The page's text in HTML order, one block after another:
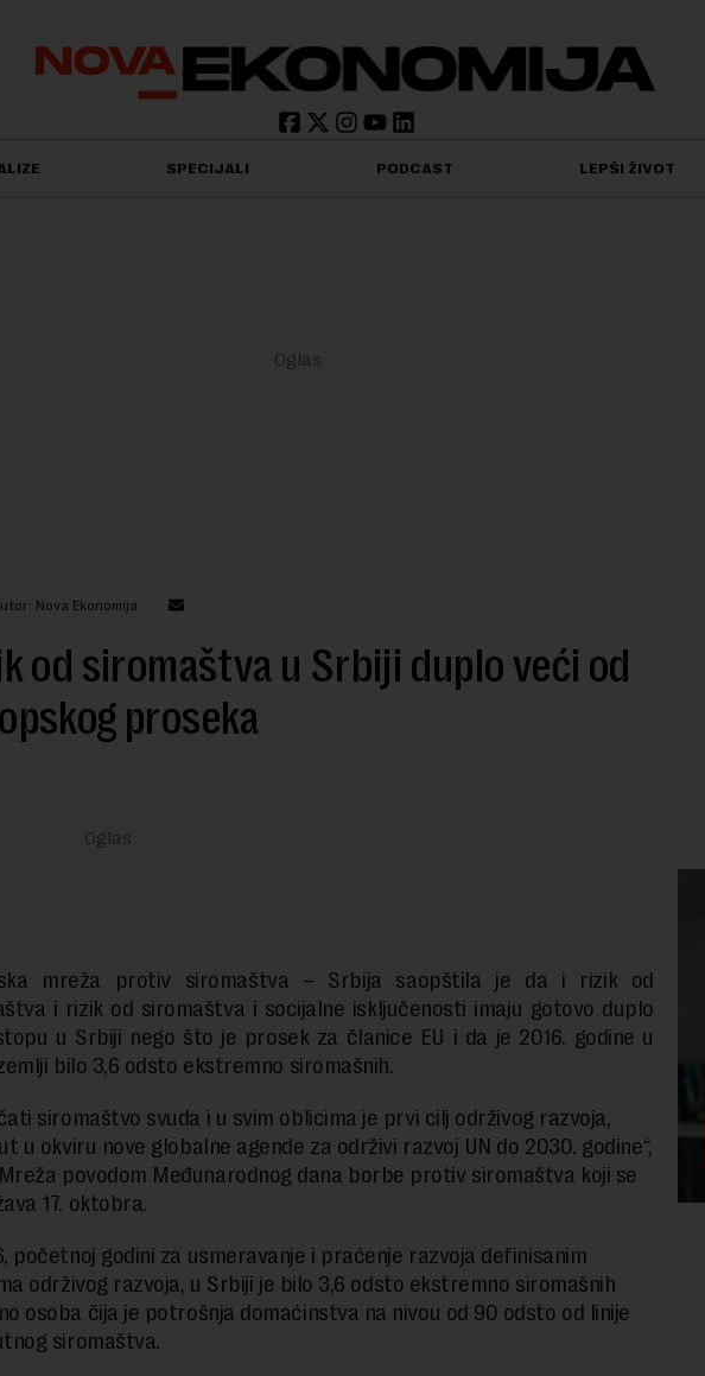
SPECIJALI PODCAST LEPŠI ŽIVOT
Nova Ekonomija
od siromaštva u Srbiji duplo veći od
proseka
mreža protiv siromaštva – Srbija saopštila je da i rizik od
i rizik od siromaštva i socijalne isključenosti imaju gotovo duplo
u Srbiji nego što je prosek za članice EU i da je 2016. godine u
bilo 3,6 odsto ekstremno siromašnih.
siromaštvo svuda i u svim oblicima je prvi cilj održivog razvoja,
u okviru nove globalne agende za održivi razvoj UN do 2030. godine“,
povodom Međunarodnog dana borbe protiv siromaštva koji se
17. oktobra.
početnoj godini za usmeravanje i praćenje razvoja definisanim
održivog razvoja, u Srbiji je bilo 3,6 odsto ekstremno siromašnih
osoba čija je potrošnja domaćinstva na nivou od 90 odsto od linije
siromaštva.